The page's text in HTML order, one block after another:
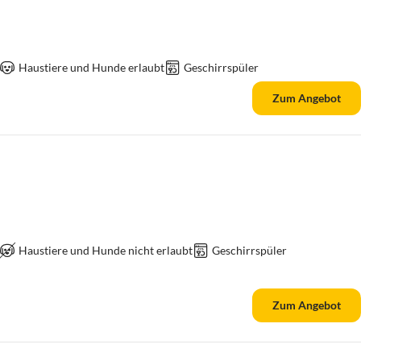
Haustiere und Hunde erlaubt Geschirrspüler
Zum Angebot
Haustiere und Hunde nicht erlaubt
Geschirrspüler
Zum Angebot